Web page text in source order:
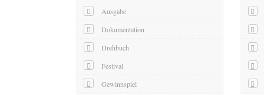
Ausgabe
Dokumentation
Drehbuch
Festival
Gewinnspiel